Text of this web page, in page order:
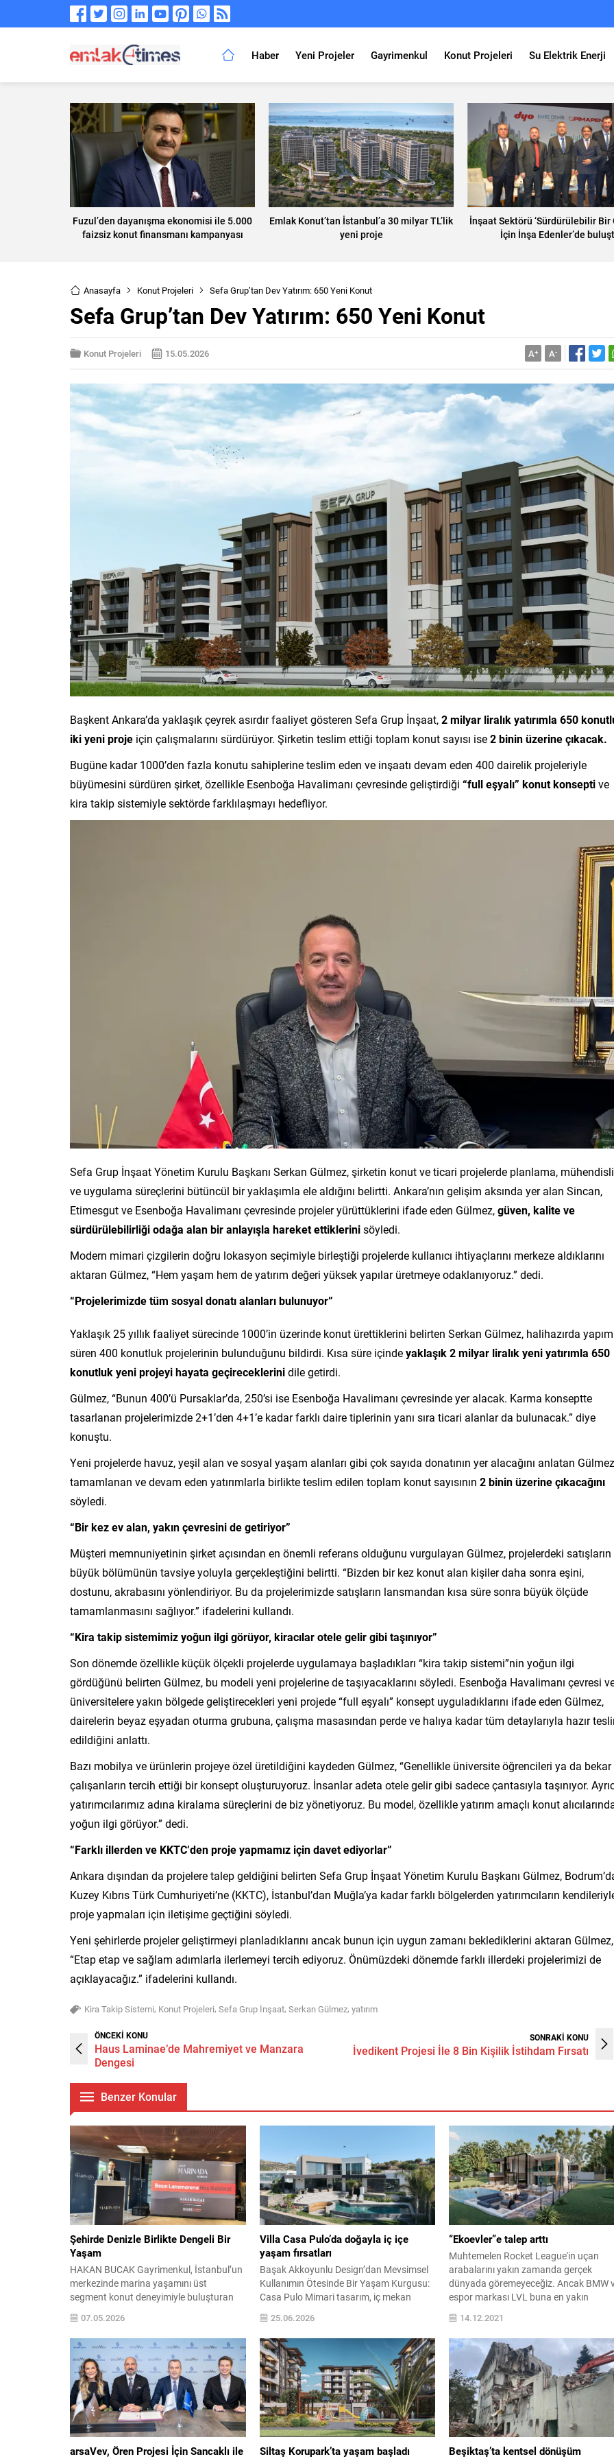
Haber Yeni Projeler Gayrimenkul Konut Projeleri Su Elektrik Enerji
Fuzul’den dayanışma ekonomisi ile 5.000
faizsiz konut finansmanı kampanyası
Emlak Konut’tan İstanbul’a 30 milyar TL’lik
yeni proje
İnşaat Sektörü ‘Sürdürülebilir Bir
İçin İnşa Edenler’de
Anasayfa Konut Projeleri Sefa Grup’tan Dev Yatırım: 650 Yeni Konut
Sefa Grup’tan Dev Yatırım: 650 Yeni Konut
Konut Projeleri 15.05.2026 A+ A-
Başkent Ankara’da yaklaşık çeyrek asırdır faaliyet gösteren Sefa Grup İnşaat,2 milyar liralık yatırımla 650
iki yeni proje için çalışmalarını sürdürüyor. Şirketin teslim ettiği toplam konut sayısı ise2 binin üzerine çıkacak.
Bugüne kadar 1000’den fazla konutu sahiplerine teslim eden ve inşaatı devam eden 400 dairelik projeleriyle
büyümesini sürdüren şirket, özellikle Esenboğa Havalimanı çevresinde geliştirdiği “full eşyalı” konut konseptive
kira takip sistemiyle sektörde farklılaşmayı hedefliyor.
Sefa Grup İnşaat Yönetim Kurulu Başkanı Serkan Gülmez, şirketin konut ve ticari projelerde planlama,
ve uygulama süreçlerini bütüncül bir yaklaşımla ele aldığını belirtti. Ankara’nın gelişim aksında yer alan Sincan,
Etimesgut ve Esenboğa Havalimanı çevresinde projeler yürüttüklerini ifade eden Gülmez,güven, kalite ve
sürdürülebilirliği odağa alan bir anlayışla hareket ettiklerinisöyledi.
Modern mimari çizgilerin doğru lokasyon seçimiyle birleştiği projelerde kullanıcı ihtiyaçlarını merkeze aldıklarını
aktaran Gülmez, “Hem yaşam hem de yatırım değeri yüksek yapılar üretmeye odaklanıyoruz.” dedi.
“Projelerimizde tüm sosyal donatı alanları bulunuyor”
Yaklaşık 25 yıllık faaliyet sürecinde 1000’in üzerinde konut ürettiklerini belirten Serkan Gülmez, halihazırda
süren 400 konutluk projelerinin bulunduğunu bildirdi. Kısa süre içindeyaklaşık 2 milyar liralık yeni yatırımla 650
konutluk yeni projeyi hayata geçireceklerinidile getirdi.
Gülmez, “Bunun 400’ü Pursaklar’da, 250’si ise Esenboğa Havalimanı çevresinde yer alacak. Karma konseptte
tasarlanan projelerimizde 2+1’den 4+1’e kadar farklı daire tiplerinin yanı sıra ticari alanlar da bulunacak.” diye
konuştu.
Yeni projelerde havuz, yeşil alan ve sosyal yaşam alanları gibi çok sayıda donatının yer alacağını anlatan
tamamlanan ve devam eden yatırımlarla birlikte teslim edilen toplam konut sayısının 2 binin üzerine çıkacağını
söyledi.
“Bir kez ev alan, yakın çevresini de getiriyor”
Müşteri memnuniyetinin şirket açısından en önemli referans olduğunu vurgulayan Gülmez, projelerdeki satışların
büyük bölümünün tavsiye yoluyla gerçekleştiğini belirtti. “Bizden bir kez konut alan kişiler daha sonra eşini,
dostunu, akrabasını yönlendiriyor. Bu da projelerimizde satışların lansmandan kısa süre sonra büyük ölçüde
tamamlanmasını sağlıyor.” ifadelerini kullandı.
“Kira takip sistemimiz yoğun ilgi görüyor, kiracılar otele gelir gibi taşınıyor”
Son dönemde özellikle küçük ölçekli projelerde uygulamaya başladıkları “kira takip sistemi”nin yoğun ilgi
gördüğünü belirten Gülmez, bu modeli yeni projelerine de taşıyacaklarını söyledi. Esenboğa Havalimanı çevresi
üniversitelere yakın bölgede geliştirecekleri yeni projede “full eşyalı” konsept uyguladıklarını ifade eden Gülmez,
dairelerin beyaz eşyadan oturma grubuna, çalışma masasından perde ve halıya kadar tüm detaylarıyla hazır
edildiğini anlattı.
Bazı mobilya ve ürünlerin projeye özel üretildiğini kaydeden Gülmez, “Genellikle üniversite öğrencileri ya da bekar
çalışanların tercih ettiği bir konsept oluşturuyoruz. İnsanlar adeta otele gelir gibi sadece çantasıyla taşınıyor.
yatırımcılarımız adına kiralama süreçlerini de biz yönetiyoruz. Bu model, özellikle yatırım amaçlı konut
yoğun ilgi görüyor.” dedi.
“Farklı illerden ve KKTC’den proje yapmamız için davet ediyorlar”
Ankara dışından da projelere talep geldiğini belirten Sefa Grup İnşaat Yönetim Kurulu Başkanı Gülmez,
Kuzey Kıbrıs Türk Cumhuriyeti’ne (KKTC), İstanbul’dan Muğla’ya kadar farklı bölgelerden yatırımcıların
proje yapmaları için iletişime geçtiğini söyledi.
Yeni şehirlerde projeler geliştirmeyi planladıklarını ancak bunun için uygun zamanı beklediklerini aktaran Gülmez,
“Etap etap ve sağlam adımlarla ilerlemeyi tercih ediyoruz. Önümüzdeki dönemde farklı illerdeki projelerimizi de
açıklayacağız.” ifadelerini kullandı.
Kira Takip Sistemi, Konut Projeleri, Sefa Grup İnşaat, Serkan Gülmez, yatırım
ÖNCEKİ KONU
Haus Laminae’de Mahremiyet ve Manzara
Dengesi
SONRAKİ KONU
İvedikent Projesi İle 8 Bin Kişilik İstihdam Fırsatı
Benzer Konular
Şehirde Denizle Birlikte Dengeli Bir
Yaşam
HAKAN BUCAK Gayrimenkul, İstanbul’un
merkezinde marina yaşamını üst
segment konut deneyimiyle buluşturan
Marinada Residence projesini tanıttı.
Sınırlı sayıda bağımsız bölümden oluşan
proje, lokasyonu ve sunduğu yaşam
standardıyla öne çıkıyor. Ataköy
Marina’da konumlanan Marinada
Residence, marina, otel, restoranlar ve
sosyal alanlarla bütünleşen bir yaşam
çevresinin parçası olarak dikkat çekiyor.
Proje, denizle...
07.05.2026
Villa Casa Pulo’da doğayla iç içe
yaşam fırsatları
Başak Akkoyunlu Design’dan Mevsimsel
Kullanımın Ötesinde Bir Yaşam Kurgusu:
Casa Pulo Mimari tasarım, iç mekan
tasarımı ve şantiye kontrolünde bütüncül
bir yaklaşım benimseyen BAD-Başak
Akkoyunlu Design imzasını taşıyan Casa
Pulo, adını Latince’de “ada” anlamına
gelen pulo kelimesinden alıyor ve
tasarımın odağına yerleştirilen Çelebi
Adası’na zarif bir gönderme yapıyor.
Bölgedeki yaygın...
25.06.2026
“Ekoevler”e talep arttı
Muhtemelen Rocket League'in uçan
arabalarını yakın zamanda gerçek
dünyada göremeyeceğiz. Ancak BMW
espor markası LVL buna en yakın
seçeneği ...
14.12.2021
arsaVev, Ören Projesi İçin Sancaklı ile
Siltaş Korupark’ta yaşam başladı
Beşiktaş’ta kentsel dönüşüm